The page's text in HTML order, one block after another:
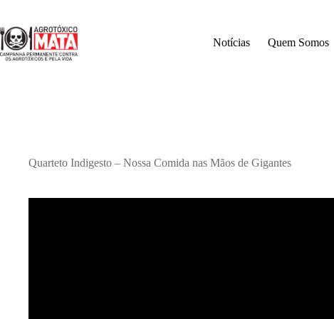
o
conteúdo
Notícias Quem Somos
Quarteto Indigesto – Nossa Comida nas Mãos de Gigantes